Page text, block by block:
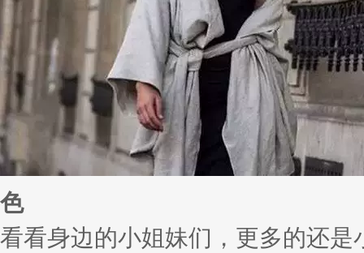
色
看看身边的小姐妹们，更多的还